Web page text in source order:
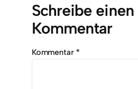
Schreibe einen
Kommentar
Kommentar *